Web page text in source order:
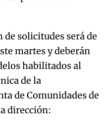
de solicitudes será de
martes y deberán
habilitados al
de la
de Comunidades de
dirección: